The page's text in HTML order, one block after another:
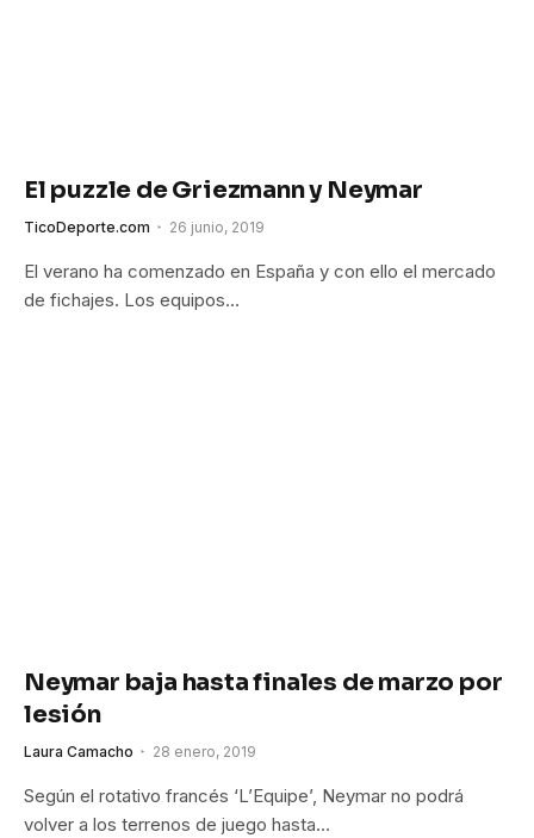
El puzzle de Griezmann y Neymar
TicoDeporte.com 26 junio, 2019
El verano ha comenzado en España y con ello el mercado
de fichajes. Los equipos…
Neymar baja hasta finales de marzo por
lesión
Laura Camacho 28 enero, 2019
Según el rotativo francés ‘L’Equipe’, Neymar no podrá
volver a los terrenos de juego hasta…